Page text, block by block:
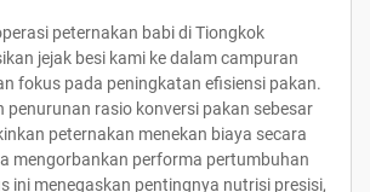
peternakan babi di Tiongkok
jejak besi kami ke dalam campuran
fokus pada peningkatan efisiensi pakan.
penurunan rasio konversi pakan sebesar
peternakan menekan biaya secara
mengorbankan performa pertumbuhan
ini menegaskan pentingnya nutrisi presisi,